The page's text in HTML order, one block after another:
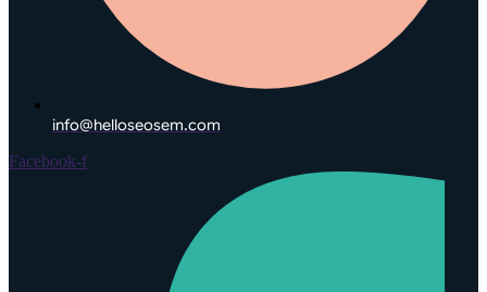
info@helloseosem.com
Facebook-f